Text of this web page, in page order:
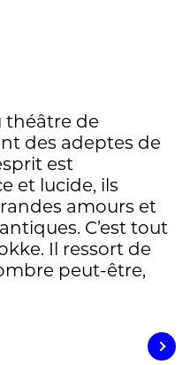
théâtre de
des adeptes de
est
et lucide, ils
amours et
C’est tout
Il ressort de
peut-être,